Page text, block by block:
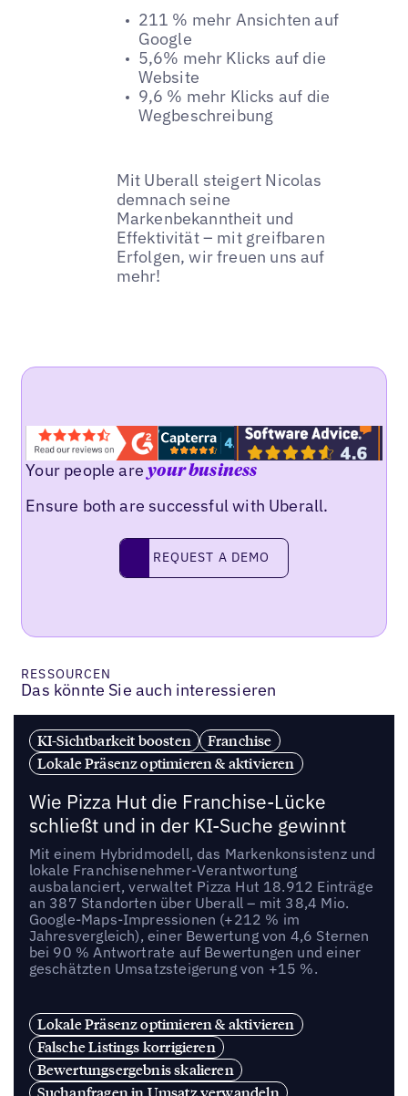
211 % mehr Ansichten auf
Google
5,6% mehr Klicks auf die
Website
9,6 % mehr Klicks auf die
Wegbeschreibung
Mit Uberall steigert Nicolas
demnach seine
Markenbekanntheit und
Effektivität – mit greifbaren
Erfolgen, wir freuen uns auf
mehr!
Your people areyour business
Ensure both are successful with Uberall.
request a demo
REQUEST A DEMO
RESSOURCEN
Das könnte Sie auch interessieren
KI-Sichtbarkeit boosten
Franchise
Lokale Präsenz optimieren & aktivieren
Wie Pizza Hut die Franchise-Lücke
schließt und in der KI-Suche gewinnt
Mit einem Hybridmodell, das Markenkonsistenz und
lokale Franchisenehmer-Verantwortung
ausbalanciert, verwaltet Pizza Hut 18.912 Einträge
an 387 Standorten über Uberall – mit 38,4 Mio.
Google-Maps-Impressionen (+212 % im
Jahresvergleich), einer Bewertung von 4,6 Sternen
bei 90 % Antwortrate auf Bewertungen und einer
geschätzten Umsatzsteigerung von +15 %.
Lokale Präsenz optimieren & aktivieren
Falsche Listings korrigieren
Bewertungsergebnis skalieren